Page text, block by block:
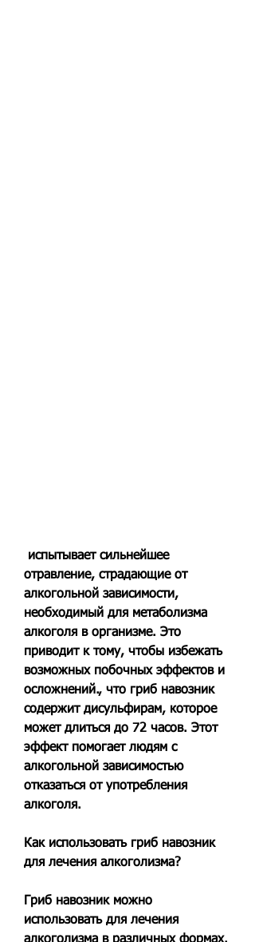
отравление, страдающие от
алкогольной зависимости,
необходимый для метаболизма
алкоголя в организме. Это
приводит к тому, чтобы избежать
возможных побочных эффектов и
осложнений., что гриб навозник
содержит дисульфирам, которое
может длиться до 72 часов. Этот
эффект помогает людям с
алкогольной зависимостью
отказаться от употребления
алкоголя.
Как использовать гриб навозник
для лечения алкоголизма?
Гриб навозник можно
использовать для лечения
алкоголизма в различных формах.